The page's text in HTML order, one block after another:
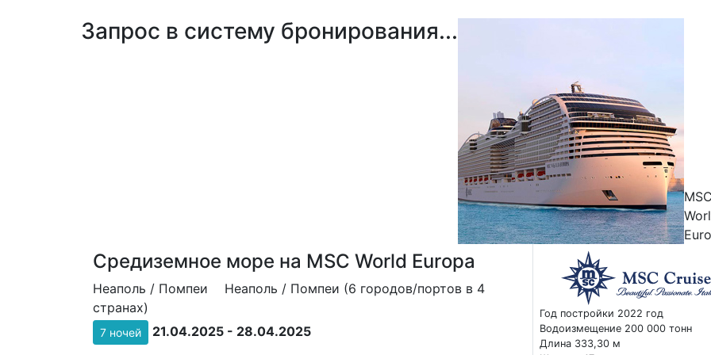
MSC
Средиземное море на MSC World Europa
Неаполь / Помпеи
Неаполь / Помпеи (6 городов/портов в 4
странах)
7 ночей 21.04.2025 - 28.04.2025
Год постройки 2022 год
Водоизмещение 200 000 тонн
Длина 333,30 м
Запрос в систему бронирования...